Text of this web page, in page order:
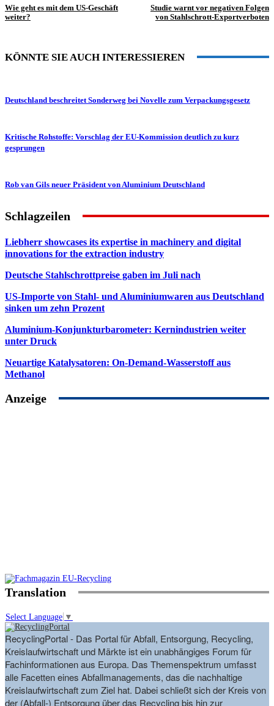
Wie geht es mit dem US-Geschäft
weiter?
Studie warnt vor negativen Folgen
von Stahlschrott-Exportverboten
KÖNNTE SIE AUCH INTERESSIEREN
Deutschland beschreitet Sonderweg bei Novelle zum Verpackungsgesetz
Kritische Rohstoffe: Vorschlag der EU-Kommission deutlich zu kurz
gesprungen
Rob van Gils neuer Präsident von Aluminium Deutschland
Schlagzeilen
Liebherr showcases its expertise in machinery and digital
innovations for the extraction industry
Deutsche Stahlschrottpreise gaben im Juli nach
US-Importe von Stahl- und Aluminiumwaren aus Deutschland
sinken um zehn Prozent
Aluminium-Konjunkturbarometer: Kernindustrien weiter
unter Druck
Neuartige Katalysatoren: On-Demand-Wasserstoff aus
Methanol
Anzeige
Translation
Select Language ▼
RecyclingPortal - Das Portal für Abfall, Entsorgung, Recycling,
Kreislaufwirtschaft und Märkte ist ein unabhängiges Forum für
Fachinformationen aus Europa. Das Themenspektrum umfasst
alle Facetten eines Abfallmanagements, das die nachhaltige
Kreislaufwirtschaft zum Ziel hat. Dabei schließt sich der Kreis von
der (Abfall-) Entsorgung über das Recycling bis hin zur